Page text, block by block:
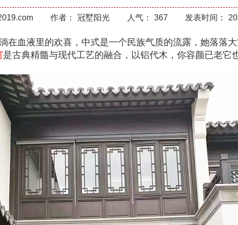
作者： 冠墅阳光 人气： 367 发表时间：
在血液里的欢喜，中式是一个民族气质的流露，她落落
是古典精髓与现代工艺的融合，以铝代木，你容颜已老它